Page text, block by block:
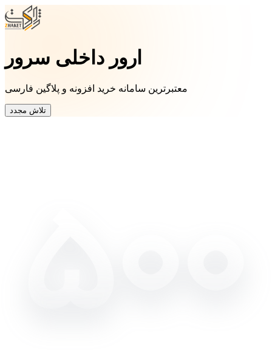
ارور داخلی سرور
معتبرترین سامانه خرید افزونه و پلاگین فارسی
تلاش مجدد